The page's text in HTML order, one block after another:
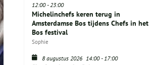
12:00-23:00
Michelinchefs keren terug in
Amsterdamse Bos tijdens Chefs in het
Bos festival
Sophie
8 augustus 2026 14:00-17:00